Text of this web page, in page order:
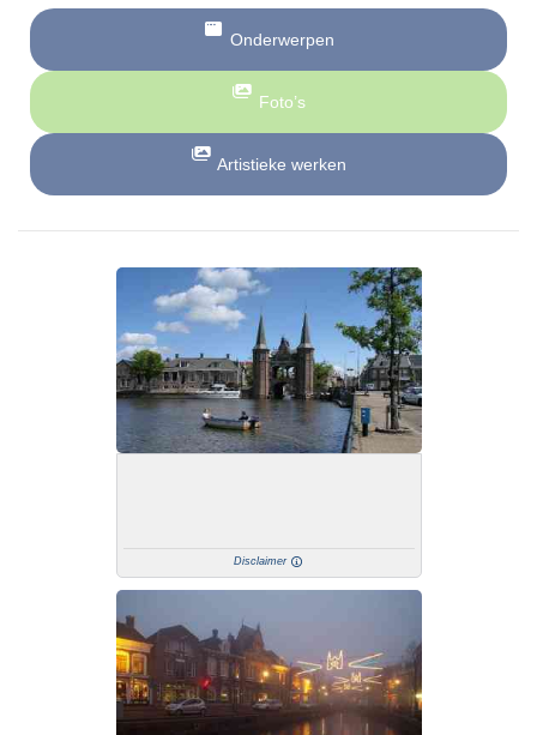
Onderwerpen
Foto’s
Artistieke werken
Disclaimer